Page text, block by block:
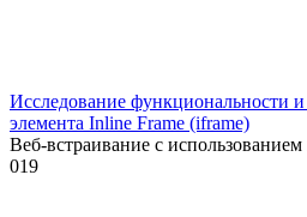
Исследование функциональности
элемента Inline Frame (iframe)
Веб-встраивание с использованием
019